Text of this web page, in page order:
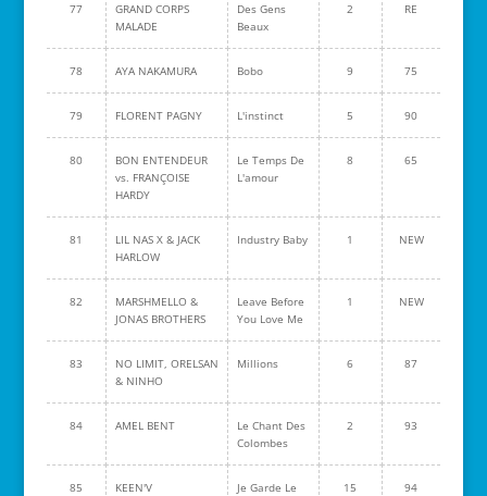
77
GRAND CORPS
MALADE
Des Gens
Beaux
2 RE
78 AYA NAKAMURA Bobo 9 75
79 FLORENT PAGNY L'instinct 5 90
80
BON ENTENDEUR
vs. FRANÇOISE
HARDY
Le Temps De
L'amour
8 65
81
LIL NAS X & JACK
HARLOW
Industry Baby 1 NEW
82
MARSHMELLO &
JONAS BROTHERS
Leave Before
You Love Me
1 NEW
83
NO LIMIT, ORELSAN
& NINHO
Millions 6 87
84 AMEL BENT
Le Chant Des
Colombes
2 93
85 KEEN'V
Je Garde Le
15 94